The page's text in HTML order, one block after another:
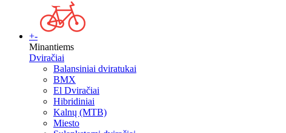
+-
Minantiems
Dviračiai
Balansiniai dviratukai
BMX
El Dviračiai
Hibridiniai
Kalnų (MTB)
Miesto